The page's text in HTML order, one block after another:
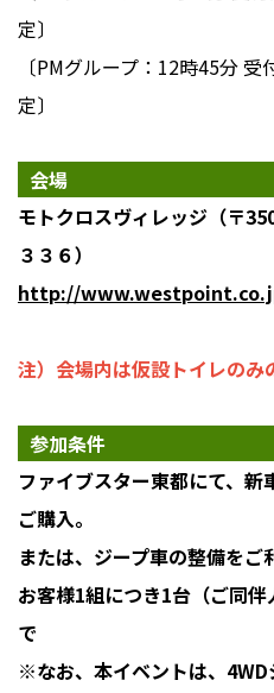
定〕
〔PMグループ：12時45分
定〕
会場
モトクロスヴィレッジ（〒
３３６）
http://
注）会場内は仮設トイレのみ
参加条件
ファイブスター東都にて、
ご購入。
または、ジープ車の整備をご
お客様1組につき1台（ご同
で
※なお、本イベントは、